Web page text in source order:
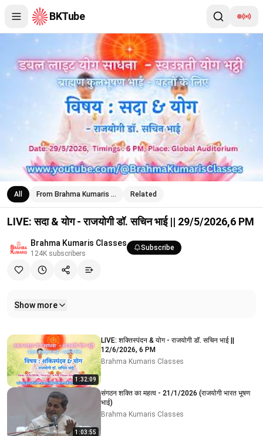
BKTube
LIVE: सदा & योग - राजयोगी डॉ. सचिन भाई || 29/5/2026,6 PM
All From Brahma Kumaris … Related
LIVE: सदा & योग - राजयोगी डॉ. सचिन भाई || 29/5/2026,6 PM
Brahma Kumaris Classes
124K subscribers
Subscribe
Show more
Related videos
1:32:09
LIVE: शक्तिस्पंदन & योग - राजयोगी डॉ. सचिन भाई ||
12/6/2026, 6 PM
Brahma Kumaris Classes
1:03:55
संगठन शक्ति का महत्व - 21/1/2026 (राजयोगी भारत भूषण
भाई)
Brahma Kumaris Classes